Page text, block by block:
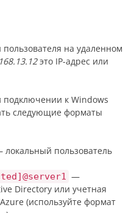
на удаленном
это IP-адрес или
к Windows
следующие форматы
локальный пользователь
—
Directory или учетная
(используйте формат